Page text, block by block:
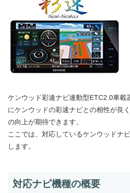
ケンウッド彩速ナビ連動型ETC2.0車載
にケンウッドの彩速ナビとの相性が良
の向上が期待できます。
ここでは、対応しているケンウッドナ
します。
対応ナビ機種の概要